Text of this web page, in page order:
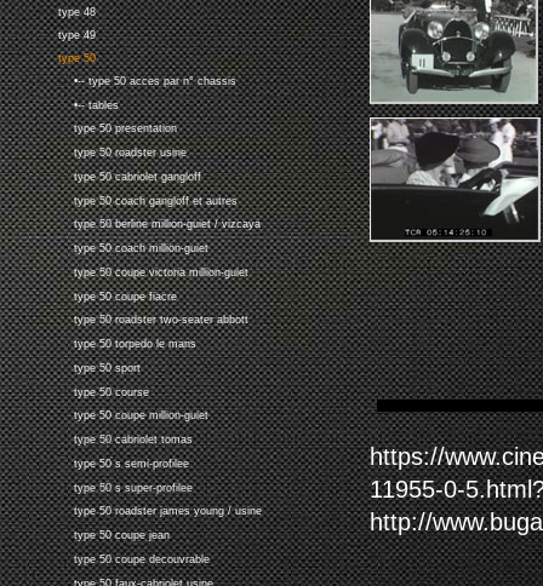
type 48
type 49
type 50
•-- type 50 acces par n° chassis
•-- tables
type 50 presentation
type 50 roadster usine
type 50 cabriolet gangloff
type 50 coach gangloff et autres
type 50 berline million-guiet / vizcaya
type 50 coach million-guiet
type 50 coupe victoria million-guiet
type 50 coupe fiacre
type 50 roadster two-seater abbott
type 50 torpedo le mans
type 50 sport
type 50 course
type 50 coupe million-guiet
type 50 cabriolet tomas
type 50 s semi-profilee
type 50 s super-profilee
type 50 roadster james young / usine
type 50 coupe jean
type 50 coupe decouvrable
type 50 faux-cabriolet usine
https://
11955-0-
http://